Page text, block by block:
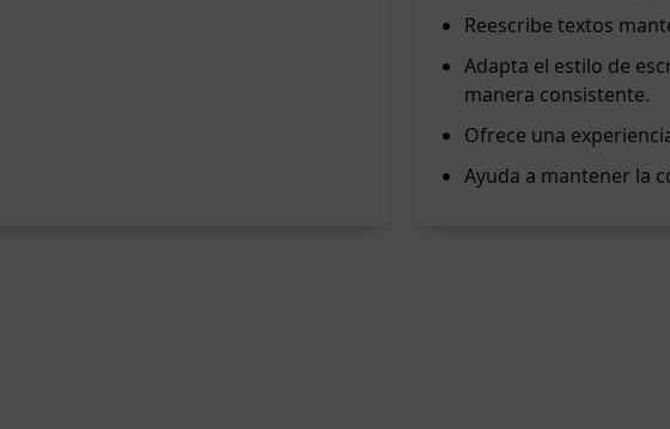
Reescribe textos
Adapta el estilo de
manera consistente.
Ofrece una
Ayuda a mantener la